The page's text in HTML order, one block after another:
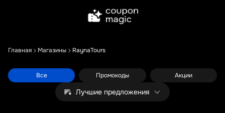
Главная Магазины RaynaTours
Все Промокоды Акции
Лучшие предложения